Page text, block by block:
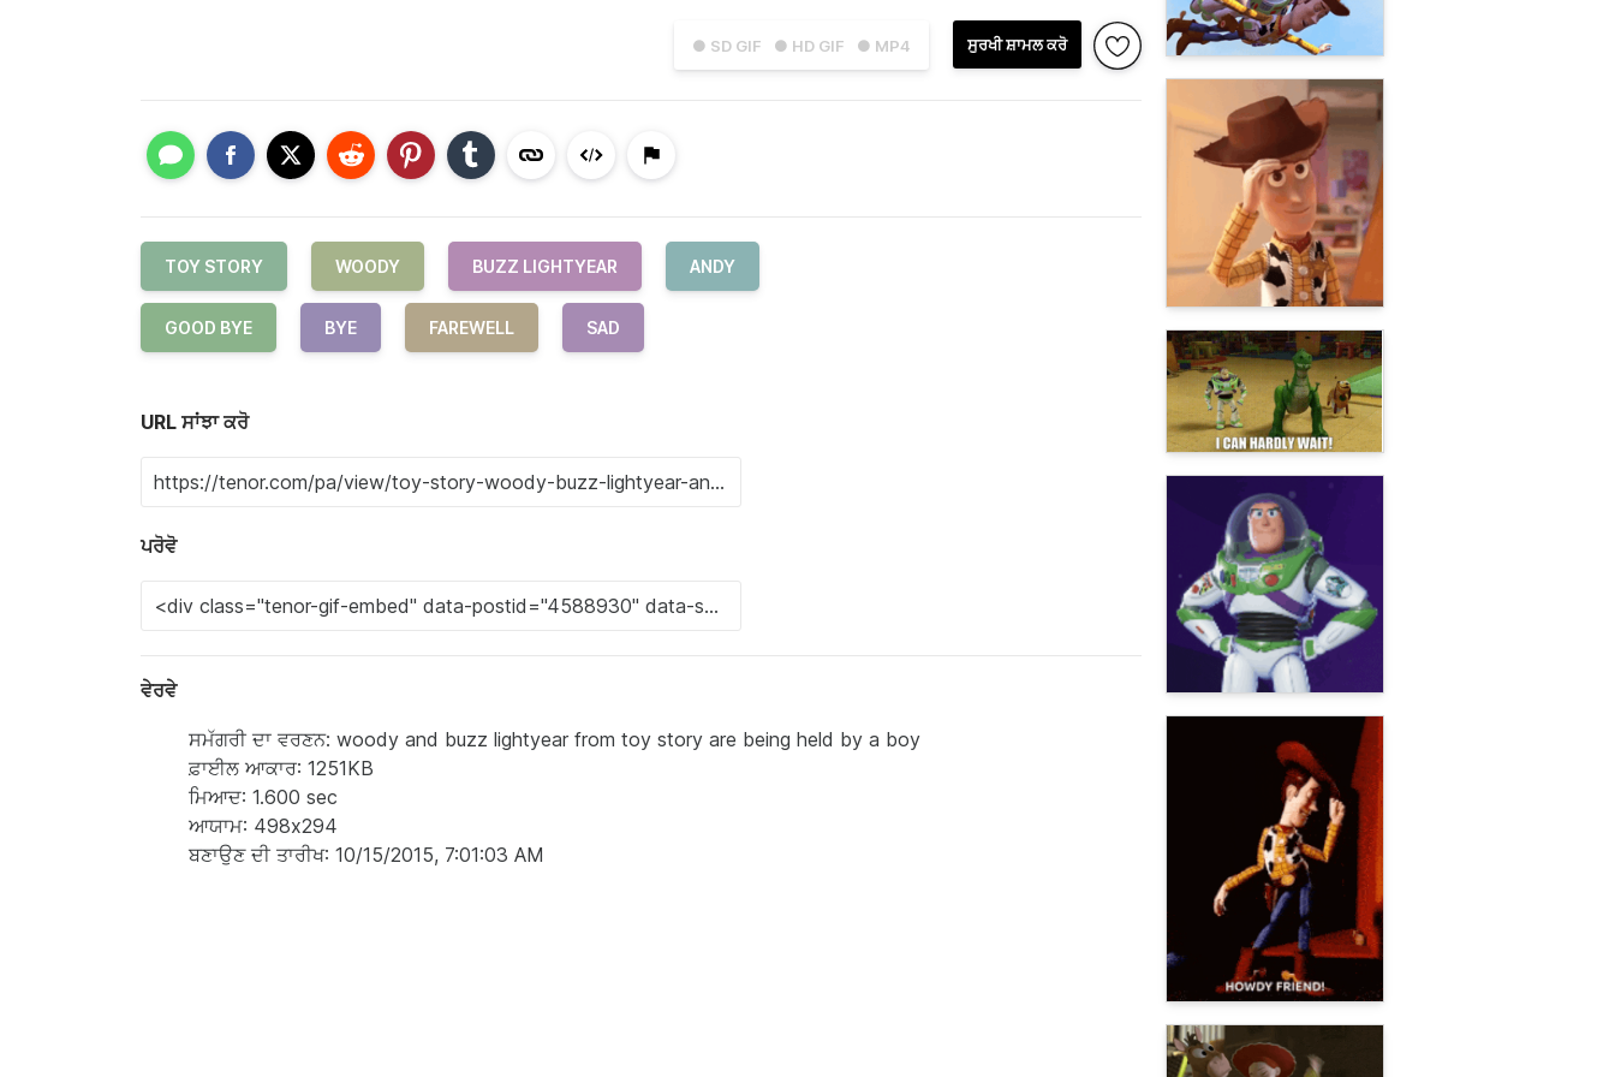
● SD GIF ● HD GIF ● MP4 ਸੁਰਖੀ ਸ਼ਾਮਲ ਕਰੋ
TOY STORY WOODY BUZZ LIGHTYEAR ANDY
GOOD BYE BYE FAREWELL SAD
URL ਸਾਂਝਾ ਕਰੋ
ਪਰੋਵੋ
ਵੇਰਵੇ
ਸਮੱਗਰੀ ਦਾ ਵਰਣਨ: woody and buzz lightyear from toy story are being held by a boy
ਫ਼ਾਈਲ ਆਕਾਰ: 1251KB
ਮਿਆਦ: 1.600 sec
ਆਯਾਮ: 498x294
ਬਣਾਉਣ ਦੀ ਤਾਰੀਖ: 10/15/2015, 7:01:03 AM